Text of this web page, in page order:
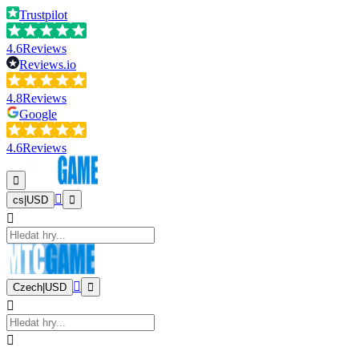
Trustpilot
4.6Reviews
Reviews.io
4.8Reviews
Google
4.6Reviews
cs USD
Czech USD